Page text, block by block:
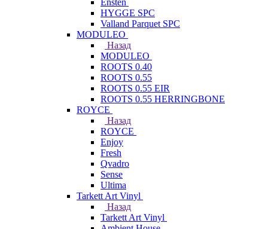
Ensten
HYGGE SPC
Valland Parquet SPC
MODULEO
Назад
MODULEO
ROOTS 0.40
ROOTS 0.55
ROOTS 0.55 EIR
ROOTS 0.55 HERRINGBONE
ROYCE
Назад
ROYCE
Enjoy
Fresh
Qvadro
Sense
Ultima
Tarkett Art Vinyl
Назад
Tarkett Art Vinyl